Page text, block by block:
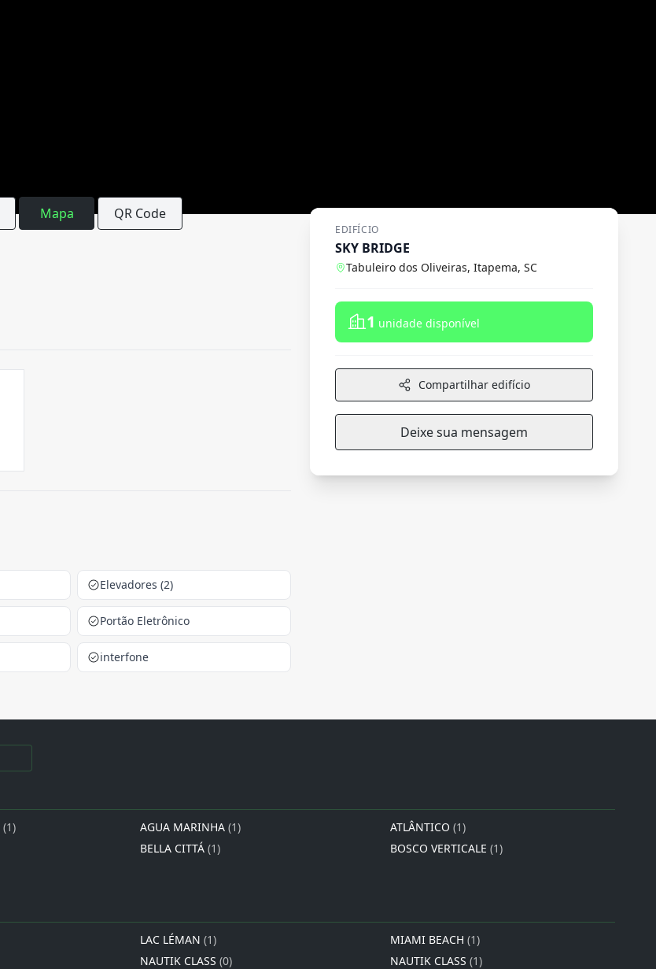
Mapa QR Code
Elevadores (2)
Portão Eletrônico
interfone
EDIFÍCIO
SKY BRIDGE
Tabuleiro dos Oliveiras, Itapema, SC
1 unidade disponível
Compartilhar edifício
Deixe sua mensagem
(1) AGUA MARINHA (1) ATLÂNTICO (1)
BELLA CITTÁ (1) BOSCO VERTICALE (1)
LAC LÉMAN (1) MIAMI BEACH (1)
NAUTIK CLASS (0) NAUTIK CLASS (1)